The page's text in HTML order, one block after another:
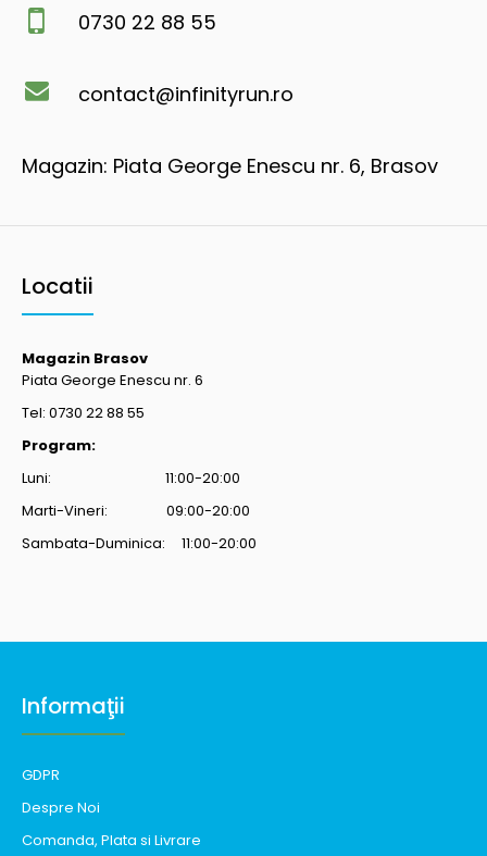
0730 22 88 55
contact@infinityrun.ro
Magazin: Piata George Enescu nr. 6, Brasov
Locatii
Magazin Brasov
Piata George Enescu nr. 6
Tel: 0730 22 88 55
Program:
Luni: 11:00-20:00
Marti-Vineri: 09:00-20:00
Sambata-Duminica: 11:00-20:00
Informaţii
GDPR
Despre Noi
Comanda, Plata si Livrare